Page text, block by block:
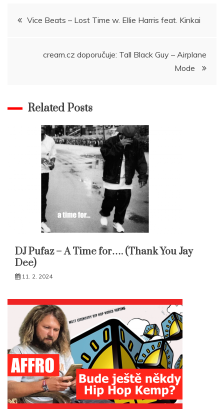
Navigace
Vice Beats – Lost Time w. Ellie Harris feat. Kinkai
cream.cz doporučuje: Tall Black Guy – Airplane
Mode
Related Posts
DJ Pufaz – A Time for…. (Thank You Jay
Dee)
11. 2. 2024